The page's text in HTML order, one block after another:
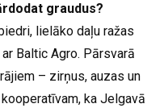
graudus?
lielāko daļu ražas
Baltic Agro. Pārsvarā
– zirņus, auzas un
ka Jelgavā